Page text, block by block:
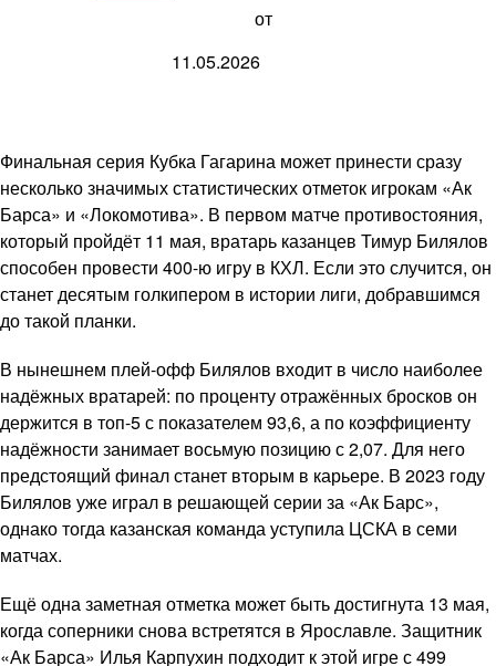
от
11.05.2026
Финальная серия Кубка Гагарина может принести сразу
несколько значимых статистических отметок игрокам «Ак
Барса» и «Локомотива». В первом матче противостояния,
который пройдёт 11 мая, вратарь казанцев Тимур Билялов
способен провести 400-ю игру в КХЛ. Если это случится, он
станет десятым голкипером в истории лиги, добравшимся
до такой планки.
В нынешнем плей-офф Билялов входит в число наиболее
надёжных вратарей: по проценту отражённых бросков он
держится в топ-5 с показателем 93,6, а по коэффициенту
надёжности занимает восьмую позицию с 2,07. Для него
предстоящий финал станет вторым в карьере. В 2023 году
Билялов уже играл в решающей серии за «Ак Барс»,
однако тогда казанская команда уступила ЦСКА в семи
матчах.
Ещё одна заметная отметка может быть достигнута 13 мая,
когда соперники снова встретятся в Ярославле. Защитник
«Ак Барса» Илья Карпухин подходит к этой игре с 499